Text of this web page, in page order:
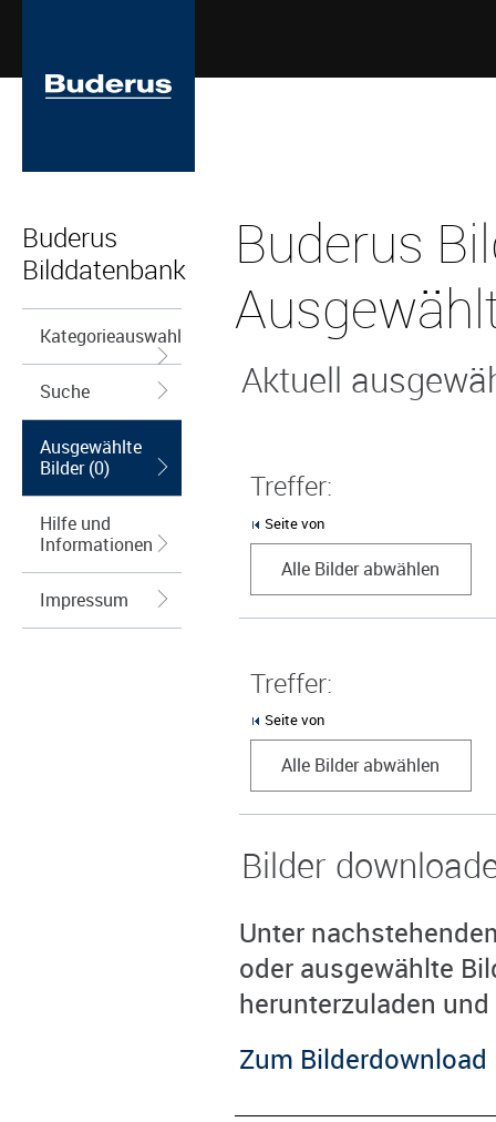
Buderus
Bilddatenbank
Kategorieauswahl
Suche
Ausgewählte
Bilder (0)
Hilfe und
Informationen
Impressum
Buderus
Aktuell
Treffer:
Seite von
Alle Bilder abwählen
Treffer:
Seite von
Alle Bilder abwählen
Bilder
Unter
oder ausgewählte
herunterzuladen
Zum Bilderdownload